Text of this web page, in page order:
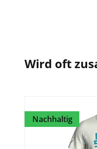
Wird oft
Nachhaltig